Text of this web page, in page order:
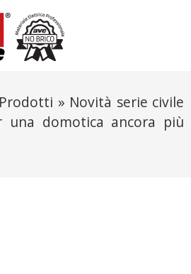
Prodotti » Novità serie civile
una domotica ancora più